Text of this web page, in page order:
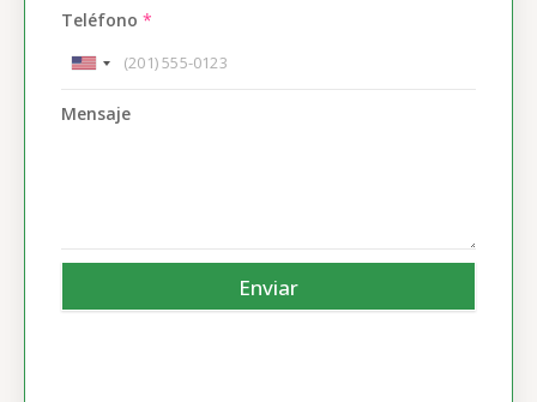
Teléfono *
Mensaje
Enviar